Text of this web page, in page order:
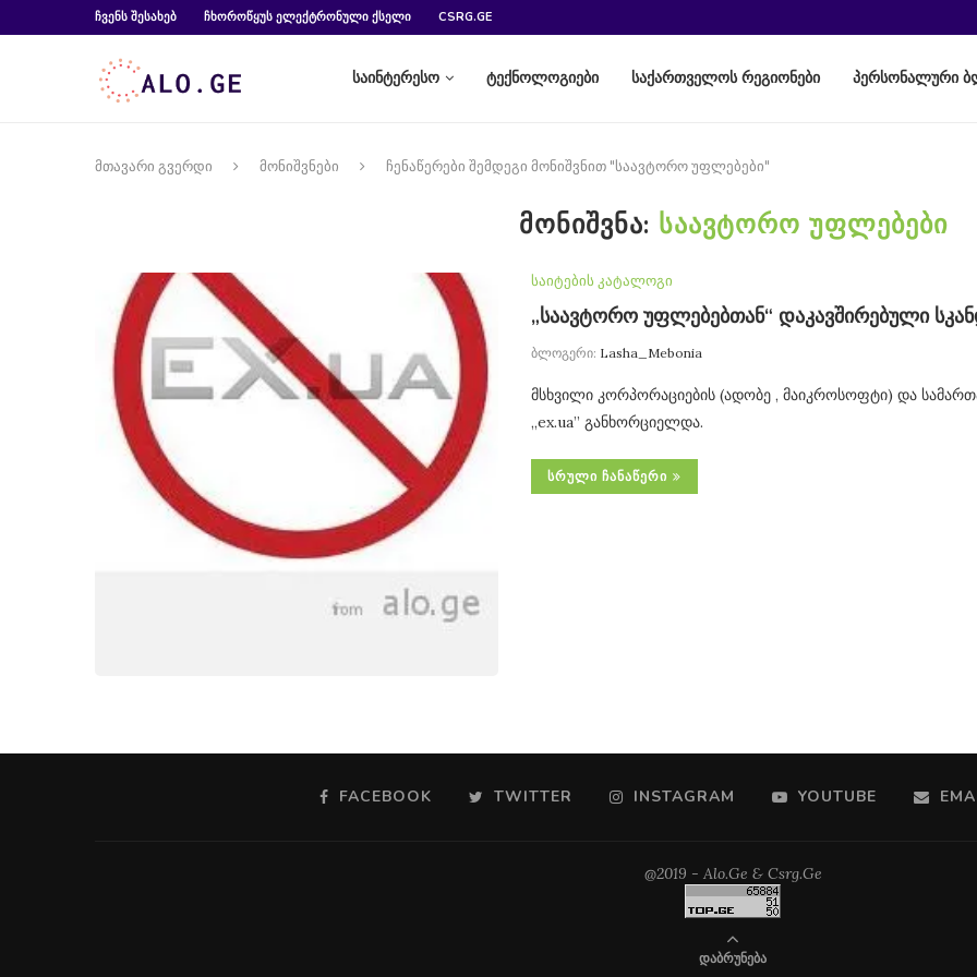
ᲩᲕᲔᲜᲡ ᲨᲔᲡᲐᲮᲔᲑ ᲩᲮᲝᲠᲝᲬᲧᲣᲡ ᲔᲚᲔᲥᲢᲠᲝᲜᲣᲚᲘ ᲥᲡᲔᲚᲘ CSRG.GE
საინტერესო ტექნოლოგიები საქართველოს რეგიონები პერსონალური
მთავარი გვერდი მონიშვნები ჩენაწერები შემდეგი მონიშვნით "საავტორო უფლებები"
ᲛᲝᲜᲘᲨᲕᲜᲐ: ᲡᲐᲐᲕᲢᲝᲠᲝ ᲣᲤᲚᲔᲑᲔᲑᲘ
საიტების კატალოგი
„საავტორო უფლებებთან“ დაკავშირებული
ბლოგერი: Lasha_Mebonia
მსხვილი კორპორაციების (ადობე , მაიკროსოფტი) და
„ex.ua” განხორციელდა.
ᲡᲠᲣᲚᲘ ᲩᲐᲜᲐᲬᲔᲠᲘ
FACEBOOK TWITTER INSTAGRAM YOUTUBE
@2019 - Alo.Ge & Csrg.Ge
ᲓᲐᲑᲠᲣᲜᲔᲑᲐ